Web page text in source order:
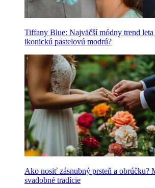
Tiffany Blue: Najväčší módny trend
ikonickú pastelovú modrú?
Ako nosiť zásnubný prsteň a obrúčku?
svadobné tradície